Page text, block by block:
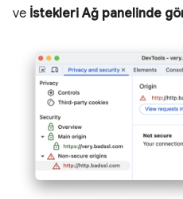
ve İstekleri Ağ panelinde